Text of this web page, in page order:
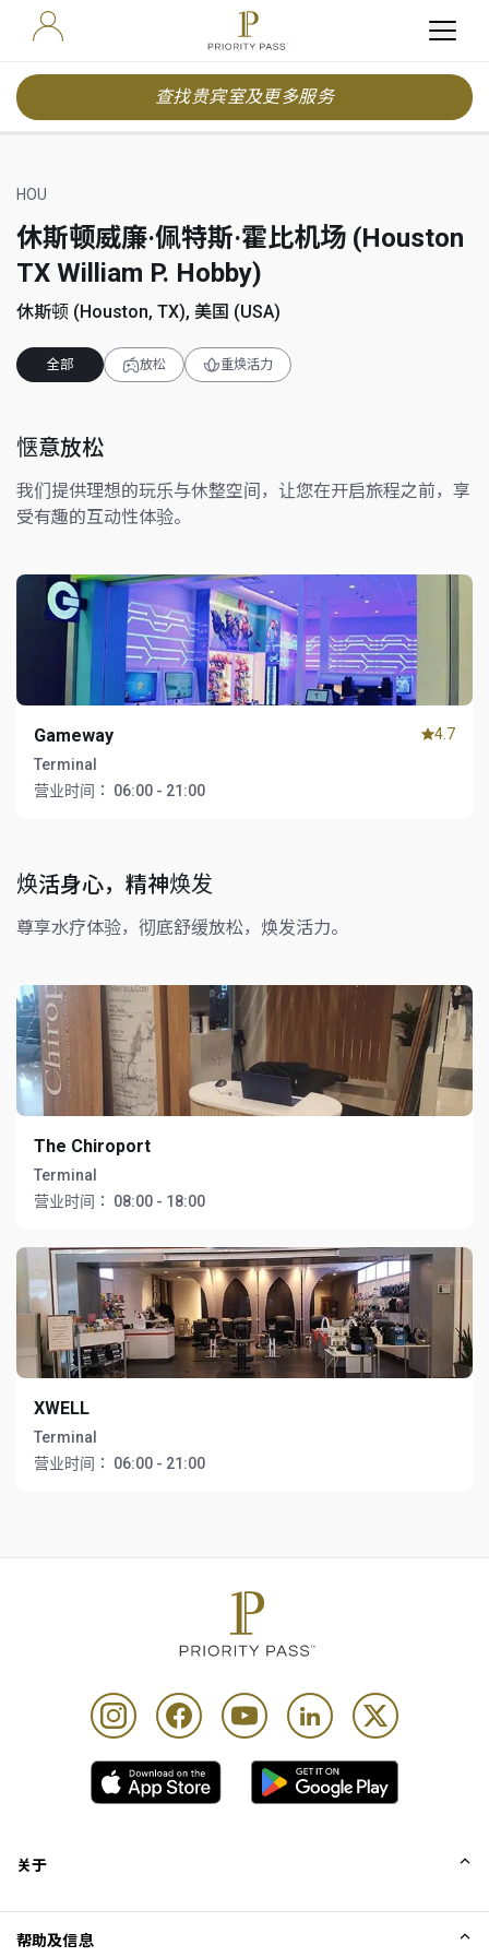
查找贵宾室及更多服务
HOU
休斯顿威廉·佩特斯·霍比机场 (Houston
TX William P. Hobby)
休斯顿 (Houston, TX), 美国 (USA)
全部 放松 重焕活力
惬意放松
我们提供理想的玩乐与休整空间，让您在开启旅程之前，享
受有趣的互动性体验。
Gameway
Terminal
营业时间：
06:00 - 21:00
4.7
焕活身心，精神焕发
尊享水疗体验，彻底舒缓放松，焕发活力。
The Chiroport
Terminal
营业时间：
08:00 - 18:00
XWELL
Terminal
营业时间：
06:00 - 21:00
关于
帮助及信息